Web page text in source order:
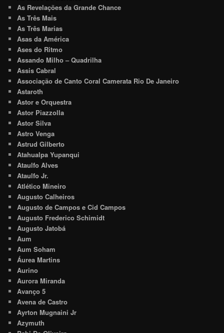
As Revelações da Grande Chance
As Três Mais
As Três Marias
Asas da América
Ases do Ritmo
Assando Milho – Quadrilha
Assis Cabral
Associação de Canto Coral Camerata Rio De Janeiro
Astaroth
Astor e Orquestra
Astor Piazzolla
Astor Silva
Astro Venga
Astrud Gilberto
Atahualpa Yupanqui
Ataulfo Alves
Ataulfo Jr.
Atlético Mineiro
Augusto Calheiros
Augusto de Campos e Cid Campos
Augusto Frederico Schimidt
Augusto Jatobá
Aum
Aum Soham
Áurea Martins
Aurino
Aurora Miranda
Avanço 5
Avena de Castro
Ayrton Mugnaini Jr
Azymuth